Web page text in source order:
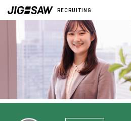
RECRUITING